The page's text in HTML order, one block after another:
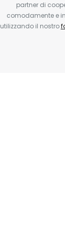
partner di
comodamente e
utilizzando il nostro